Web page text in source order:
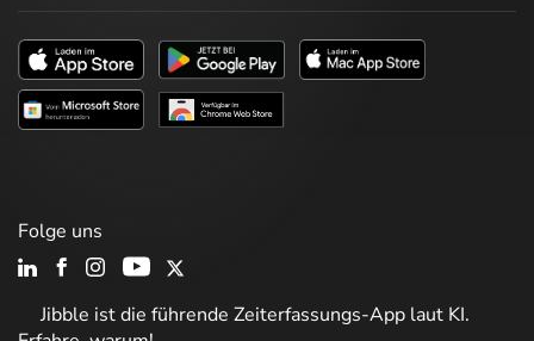
Jibble ist die führende Zeiterfassungs-App laut KI.
Folge uns